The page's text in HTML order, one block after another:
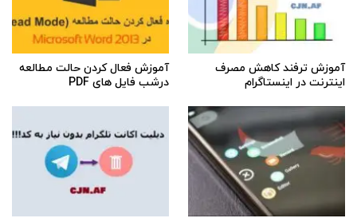
آموزش ترفند کاهش مصرف
اینترنت در اینستاگرام
آموزش فعال کردن حالت مطالعه
درشب فایل های PDF